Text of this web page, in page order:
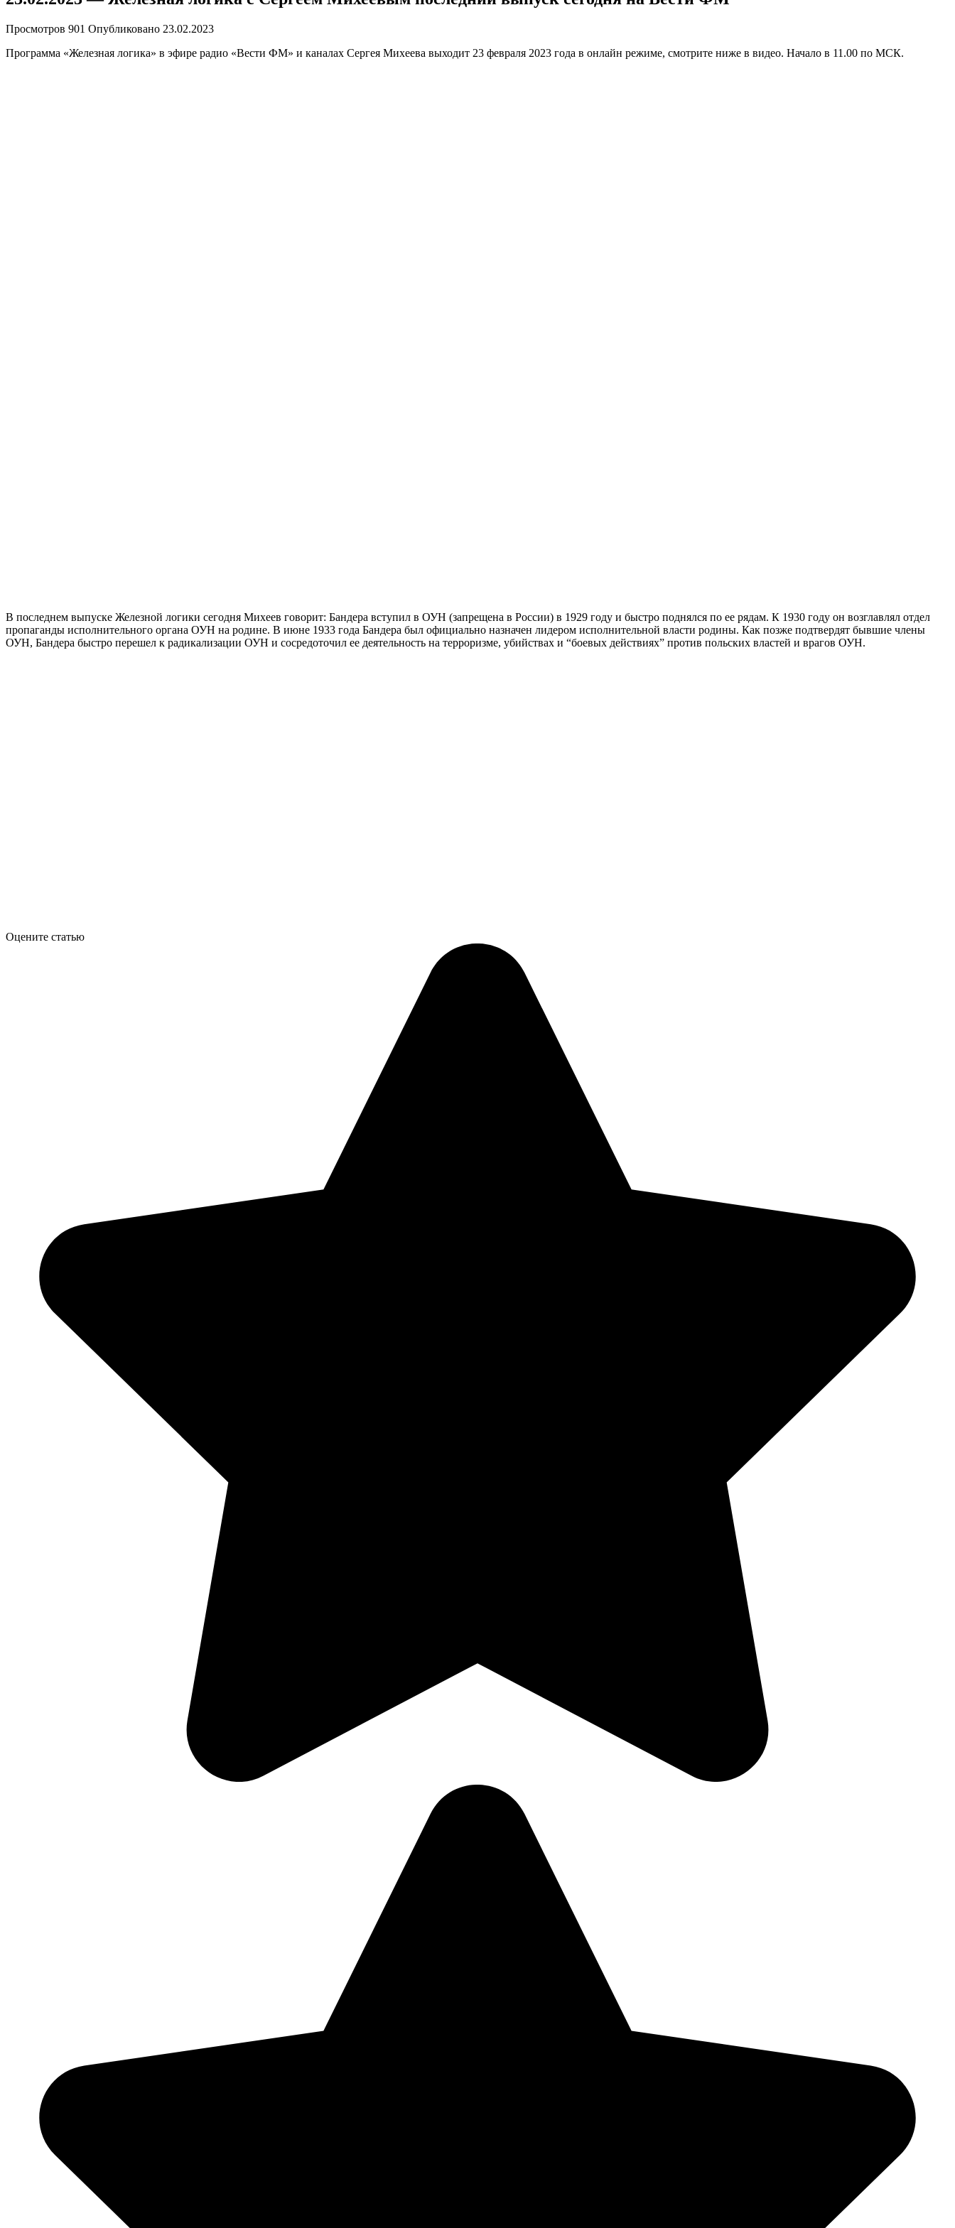
Просмотров 901 Опубликовано 23.02.2023
Программа «Железная логика» в эфире радио «Вести ФМ» и каналах Сергея Михеева выходит 23 февраля 2023 года в онлайн режиме, смотрите ниже в видео. Начало в 11.00 по МСК.
В последнем выпуске Железной логики сегодня Михеев говорит: Бандера вступил в ОУН (запрещена в России) в 1929 году и быстро поднялся по ее рядам. К 1930 году он возглавлял отдел
пропаганды исполнительного органа ОУН на родине. В июне 1933 года Бандера был официально назначен лидером исполнительной власти родины. Как позже подтвердят бывшие члены
ОУН, Бандера быстро перешел к радикализации ОУН и сосредоточил ее деятельность на терроризме, убийствах и “боевых действиях” против польских властей и врагов ОУН.
Оцените статью